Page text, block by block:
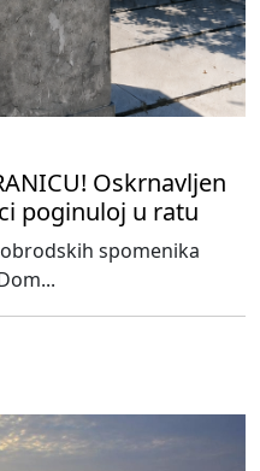
Oskrnavljen
poginuloj u ratu
spomenika